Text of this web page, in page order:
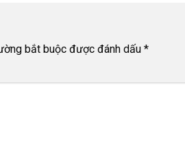
bắt buộc được đánh dấu *